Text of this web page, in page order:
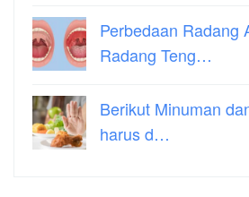
Perbedaan Radang
Radang Teng…
Berikut Minuman
harus d…